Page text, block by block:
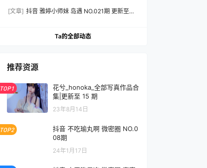
[文章] 抖音 雅婷小师妹 岛遇 NO.021期 更新至：
Ta的全部动态
推荐资源
TOP1
花兮_honoka_全部写真作品合
集|更新至 15 期
23年8月14日
TOP2
抖音 不吃瑜丸啊 微密圈 NO.0
08期
24年1月17日